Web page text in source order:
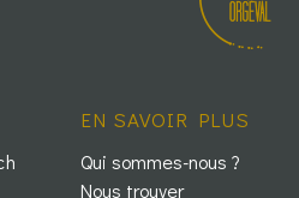
EN SAVOIR PLUS
Qui sommes-nous ?
Nous trouver